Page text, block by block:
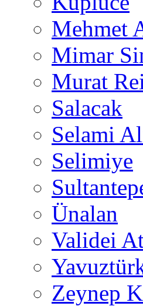
Mehmet
Mimar
Murat
Salacak
Selami
Selimiye
Ünalan
Validei
Zeynep